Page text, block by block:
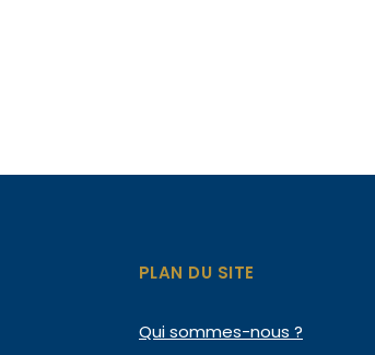
PLAN DU SITE
Quisommes-nous ?